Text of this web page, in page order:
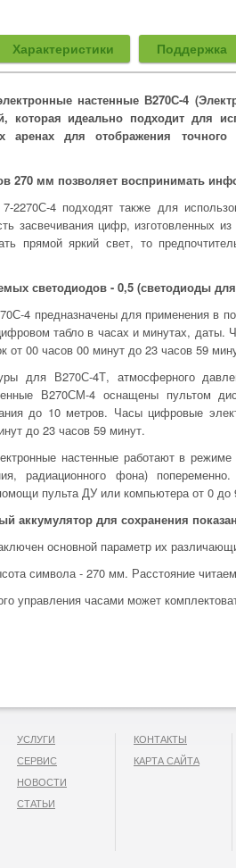
Характеристики Поддержка
настенные В270С-4
которая идеально подходит для
аренах для отображения
270 мм позволяет воспринимать
2270С-4 подходят также для
засвечивания цифр, изготовленных
прямой яркий свет, то
светодиодов - 0,5 (светодиоды
4 предназначены для применения в
табло в часах и минутах, даты.
от 00 часов 00 минут до 23 часов 59
для В270С-4Т, атмосферного
В270СМ-4 оснащены пультом
до 10 метров. Часы цифровые
до 23 часов 59 минут.
настенные работают в
радиационного фона)
пульта ДУ или компьютера от 0 до
аккумулятор для сохранения
основной параметр их
символа - 270 мм. Расстояние
управления часами может
УСЛУГИ
СЕРВИС
НОВОСТИ
СТАТЬИ
КОНТАКТЫ
КАРТА САЙТА